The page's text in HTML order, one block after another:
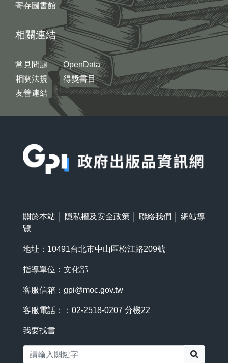
寄存圖書館
相關連結
常見問題
相關法規
友善連結
OpenData
得獎書目
關於本站 隱私權及安全政策 聯絡我們
網站導
覽
地址：10491台北市中山區松江路209號
指導單位：文化部
客服信箱： gpi@moc.gov.tw
客服電話：：02-2518-0207 分機22
我要找書